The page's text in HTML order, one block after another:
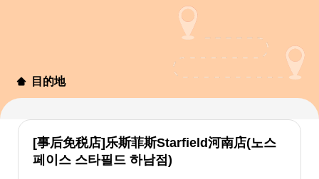
目的地
[事后免税店]乐斯菲斯Starfield河南店(노스
페이스 스타필드 하남점)